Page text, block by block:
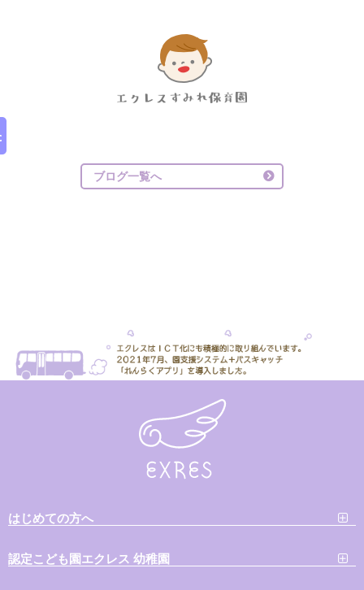
ブログ一覧へ
はじめての方へ
認定こども園エクレス 幼稚園